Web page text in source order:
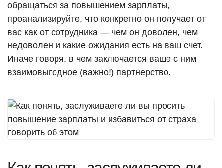
обращаться за повышением зарплаты,
проанализируйте, что конкретно он получает от
вас как от сотрудника — чем он доволен, чем
недоволен и какие ожидания есть на ваш счет.
Иначе говоря, в чем заключается ваше с ним
взаимовыгодное (важно!) партнерство.